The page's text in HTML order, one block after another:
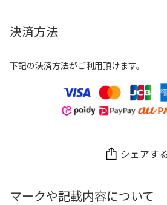
決済方法
下記の決済方法がご利用頂けます。
シェアする
マークや記載内容について